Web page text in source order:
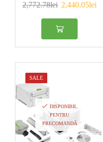
2.5(0)
3(0)
4(0)
5 (0)
2,772.78lei 2,440.05lei
SALE
DISPONIBIL
PENTRU
PRECOMANDĂ